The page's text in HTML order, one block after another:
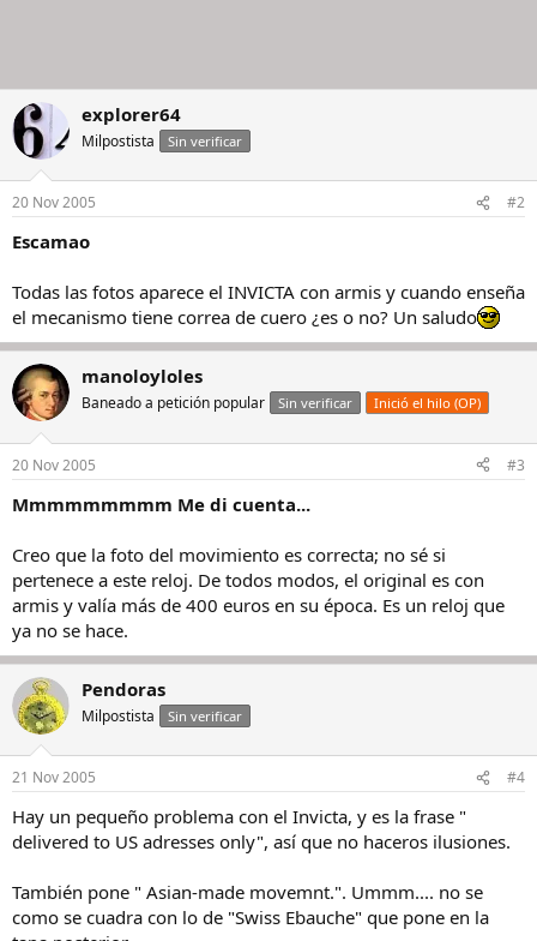
explorer64
Milpostista Sin verificar
20 Nov 2005 #2
Escamao
Todas las fotos aparece el INVICTA con armis y cuando enseña
el mecanismo tiene correa de cuero ¿es o no? Un saludo
manoloyloles
Baneado a petición popular Sin verificar Inició el hilo (OP)
20 Nov 2005 #3
Mmmmmmmmm Me di cuenta...
Creo que la foto del movimiento es correcta; no sé si
pertenece a este reloj. De todos modos, el original es con
armis y valía más de 400 euros en su época. Es un reloj que
ya no se hace.
Pendoras
Milpostista Sin verificar
21 Nov 2005 #4
Hay un pequeño problema con el Invicta, y es la frase "
delivered to US adresses only", así que no haceros ilusiones.
También pone " Asian-made movemnt.". Ummm.... no se
como se cuadra con lo de "Swiss Ebauche" que pone en la